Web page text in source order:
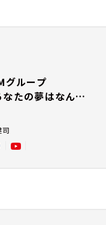
グループ
たの夢はなんで